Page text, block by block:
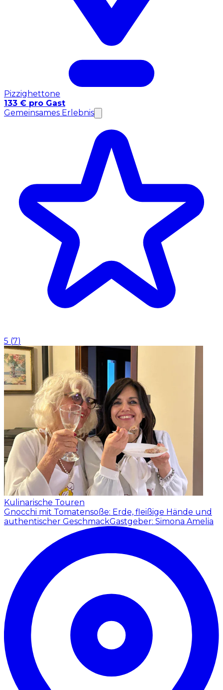
Pizzighettone
133 € pro Gast
Gemeinsames Erlebnis
5 (7)
Kulinarische Touren
Gnocchi mit Tomatensoße: Erde, fleißige Hände und
authentischer GeschmackGastgeber: Simona Amelia